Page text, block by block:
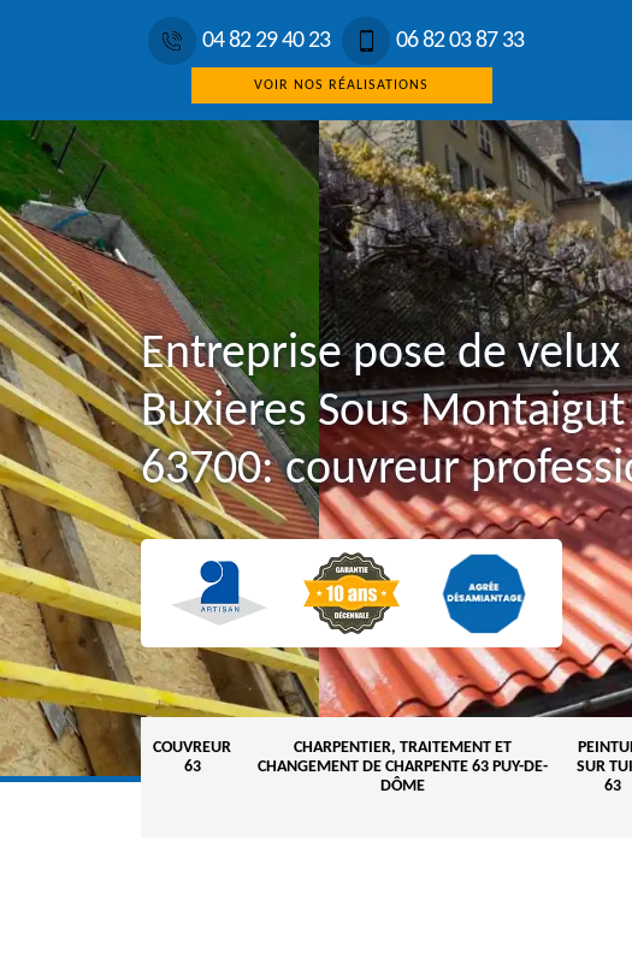
04 82 29 40 23 06 82 03 87 33
VOIR NOS RÉALISATIONS
Entreprise pose de velux
Buxieres Sous Montaigut
63700: couvreur
COUVREUR
63
CHARPENTIER, TRAITEMENT ET
CHANGEMENT DE CHARPENTE 63 PUY-DE-
DÔME
SUR
63